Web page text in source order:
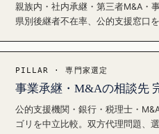
親族内・社内承継・第三者M&A・
県別後継者不在率、公的支援窓口
PILLAR · 専門家選定
事業承継・M&Aの相談先
公的支援機関・銀行・税理士・
ゴリを中立比較。双方代理問題、